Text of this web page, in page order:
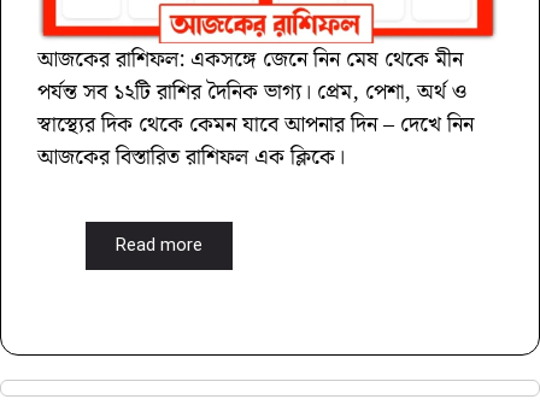
আজকের রাশিফল: একসঙ্গে জেনে নিন মেষ থেকে মীন
পর্যন্ত সব ১২টি রাশির দৈনিক ভাগ্য। প্রেম, পেশা, অর্থ ও
স্বাস্থ্যের দিক থেকে কেমন যাবে আপনার দিন – দেখে নিন
আজকের বিস্তারিত রাশিফল এক ক্লিকে।
Read more